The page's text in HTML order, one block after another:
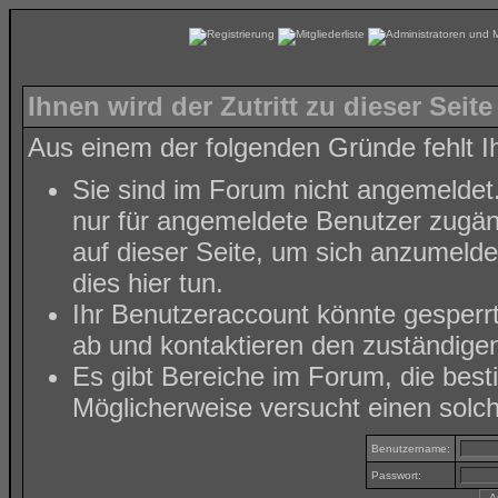
Ihnen wird der Zutritt zu dieser
Aus einem der folgenden Gründe fehlt
Sie sind im Forum nicht
nur für angemeldete Benutzer
auf dieser Seite, um sich
dies hier tun.
Ihr Benutzeraccount könnte
ab und kontaktieren den
Es gibt Bereiche im Forum, die
Möglicherweise versucht einen
Benutzername:
Passwort: